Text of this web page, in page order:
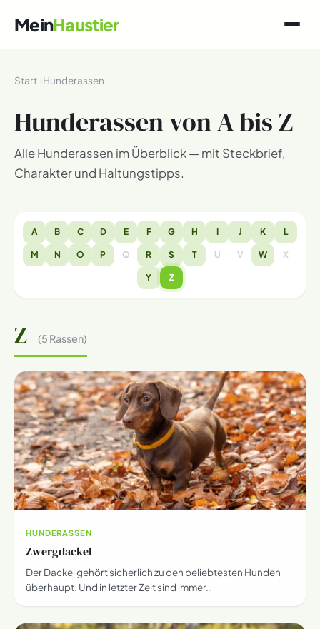
MeinHaustier
Start Hunderassen
Hunderassen von A bis Z
Alle Hunderassen im Überblick — mit Steckbrief,
Charakter und Haltungstipps.
A B C D E F G H I J K L
M N O P Q R S T U V W X
Y Z
Z (5 Rassen)
HUNDERASSEN
Zwergdackel
Der Dackel gehört sicherlich zu den beliebtesten Hunden
überhaupt. Und in letzter Zeit sind immer…